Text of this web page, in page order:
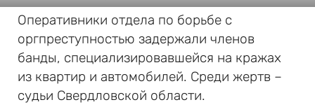
Оперативники отдела по борьбе с
оргпреступностью задержали членов
банды, специализировавшейся на кражах
из квартир и автомобилей. Среди жертв –
судьи Свердловской области.